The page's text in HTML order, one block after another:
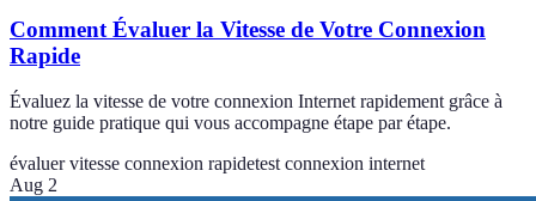
Comment Évaluer la Vitesse de Votre Connexion
Rapide
Évaluez la vitesse de votre connexion Internet rapidement grâce à
notre guide pratique qui vous accompagne étape par étape.
évaluer vitesse connexion rapidetest connexion internet
Aug 2